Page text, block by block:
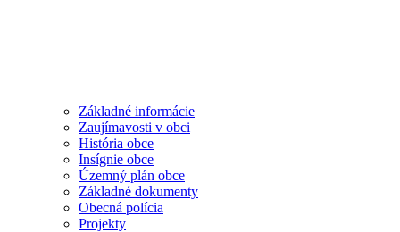
Základné informácie
Zaujímavosti v obci
História obce
Insígnie obce
Územný plán obce
Základné dokumenty
Obecná polícia
Projekty